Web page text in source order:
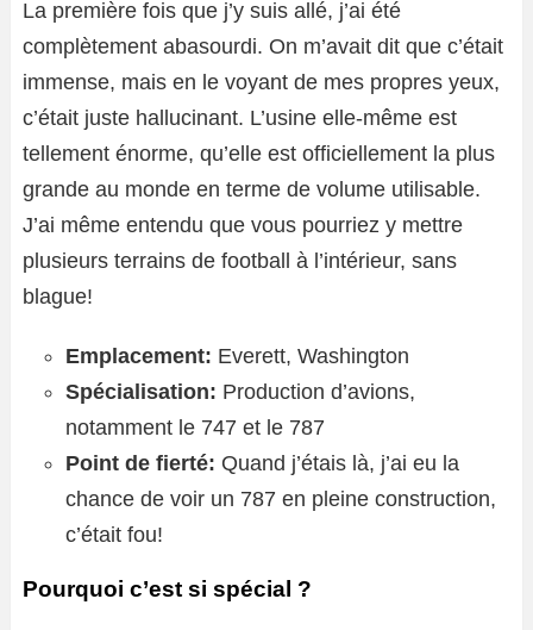
La première fois que j’y suis allé, j’ai été
complètement abasourdi. On m’avait dit que c’était
immense, mais en le voyant de mes propres yeux,
c’était juste hallucinant. L’usine elle-même est
tellement énorme, qu’elle est officiellement la plus
grande au monde en terme de volume utilisable.
J’ai même entendu que vous pourriez y mettre
plusieurs terrains de football à l’intérieur, sans
blague!
Emplacement: Everett, Washington
Spécialisation: Production d’avions,
notamment le 747 et le 787
Point de fierté: Quand j’étais là, j’ai eu la
chance de voir un 787 en pleine construction,
c’était fou!
Pourquoi c’est si spécial ?